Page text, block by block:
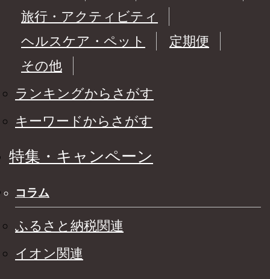
旅行・アクティビティ
ヘルスケア・ペット
定期便
その他
ランキングからさがす
キーワードからさがす
特集・キャンペーン
コラム
ふるさと納税関連
イオン関連